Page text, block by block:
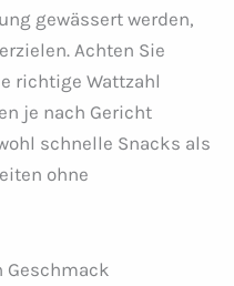
gewässert werden,
Achten Sie
richtige Wattzahl
je nach Gericht
schnelle Snacks als
ohne
Geschmack